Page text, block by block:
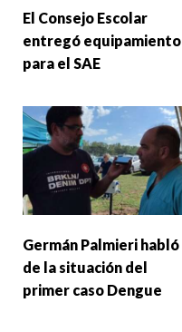
El Consejo Escolar
entregó equipamiento
para el SAE
Germán Palmieri habló
de la situación del
primer caso Dengue